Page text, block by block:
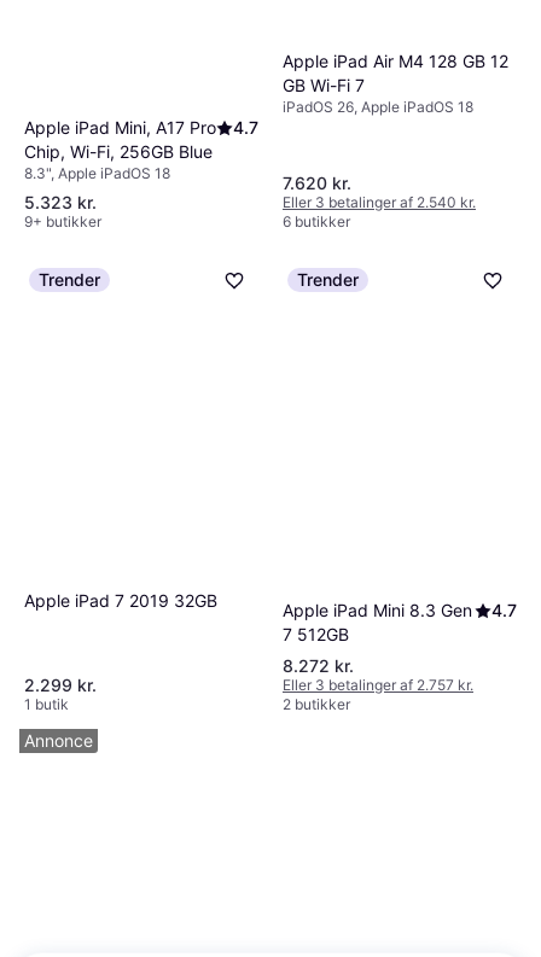
Apple iPad Mini, A17 Pro
Chip, Wi-Fi, 256GB Blue
4.7
8.3", Apple iPadOS 18
5.323 kr.
9+ butikker
Apple iPad Air M4 128 GB 12
GB Wi-Fi 7
iPadOS 26, Apple iPadOS 18
7.620 kr.
Eller 3 betalinger af 2.540 kr.
6 butikker
Trender
Apple iPad 7 2019 32GB
2.299 kr.
1 butik
Trender
Apple iPad Mini 8.3 Gen
7 512GB
4.7
8.272 kr.
Eller 3 betalinger af 2.757 kr.
2 butikker
Annonce